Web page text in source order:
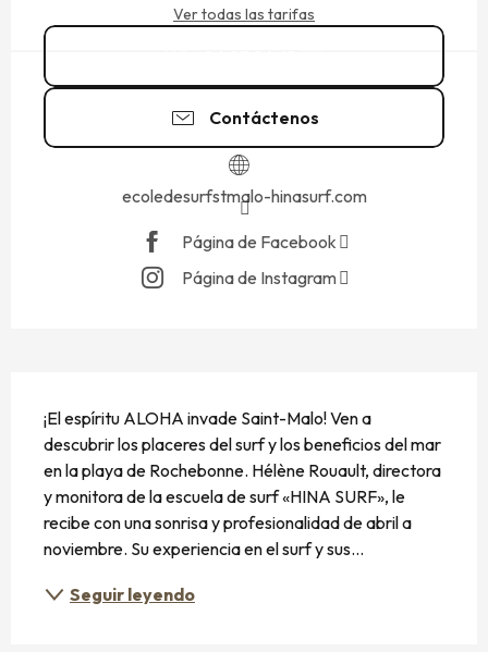
Ver todas las tarifas
Contáctenos
ecoledesurfstmalo-hinasurf.com
Página de Facebook
Página de Instagram
¡El espíritu ALOHA invade Saint-Malo! Ven a
descubrir los placeres del surf y los beneficios del mar
en la playa de Rochebonne. Hélène Rouault, directora
y monitora de la escuela de surf «HINA SURF», le
recibe con una sonrisa y profesionalidad de abril a
noviembre. Su experiencia en el surf y sus...
Seguir leyendo